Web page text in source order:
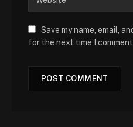
Save my name, email,
for the next time I